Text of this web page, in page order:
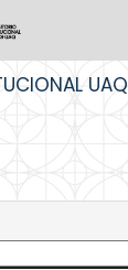
UAQ